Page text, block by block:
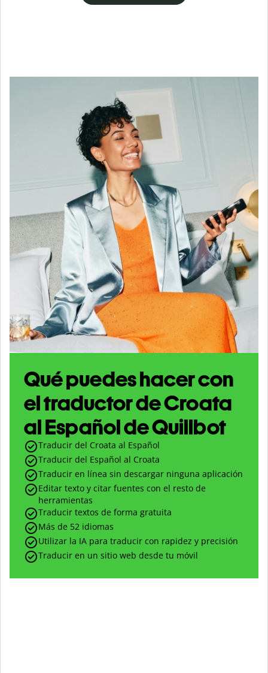
Qué puedes hacer con
el traductor de Croata
al Español de Quillbot
Traducir del Croata al Español
Traducir del Español al Croata
Traducir en línea sin descargar ninguna aplicación
Editar texto y citar fuentes con el resto de
herramientas
Traducir textos de forma gratuita
Más de 52 idiomas
Utilizar la IA para traducir con rapidez y precisión
Traducir en un sitio web desde tu móvil